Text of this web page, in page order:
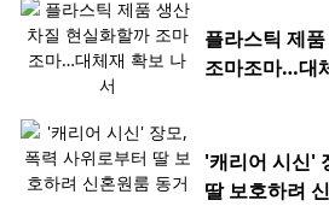
플라스틱 제
조마조마…대
'캐리어 시신'
딸 보호하려